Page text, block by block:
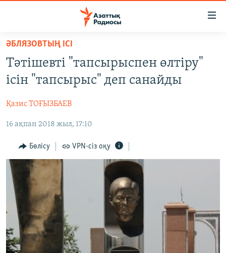
Skip
main
content
to
Navigation
Search
САЯСАТ
ҚАҢТАР ОҚИҒАСЫ
АДАМ ҚҰҚЫҚТАРЫ
ӘЛЕУМЕТ
ӘЛЕМ
АРНАЙЫ ЖОБАЛАР
Русский
ЖАЗЫЛЫҢЫЗ
ӘБЛЯЗОВТЫҢ ІСІ
Тәтішевті "тапсырыспен өлтіру"
ісін "тапсырыс" деп санайды
Қазис ТОҒЫЗБАЕВ
16 ақпан 2018 жыл, 17:10
Бөлісу VPN-сіз оқу